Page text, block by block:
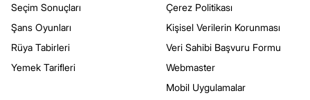
Seçim Sonuçları
Şans Oyunları
Rüya Tabirleri
Yemek Tarifleri
Çerez Politikası
Kişisel Verilerin Korunması
Veri Sahibi Başvuru Formu
Webmaster
Mobil Uygulamalar